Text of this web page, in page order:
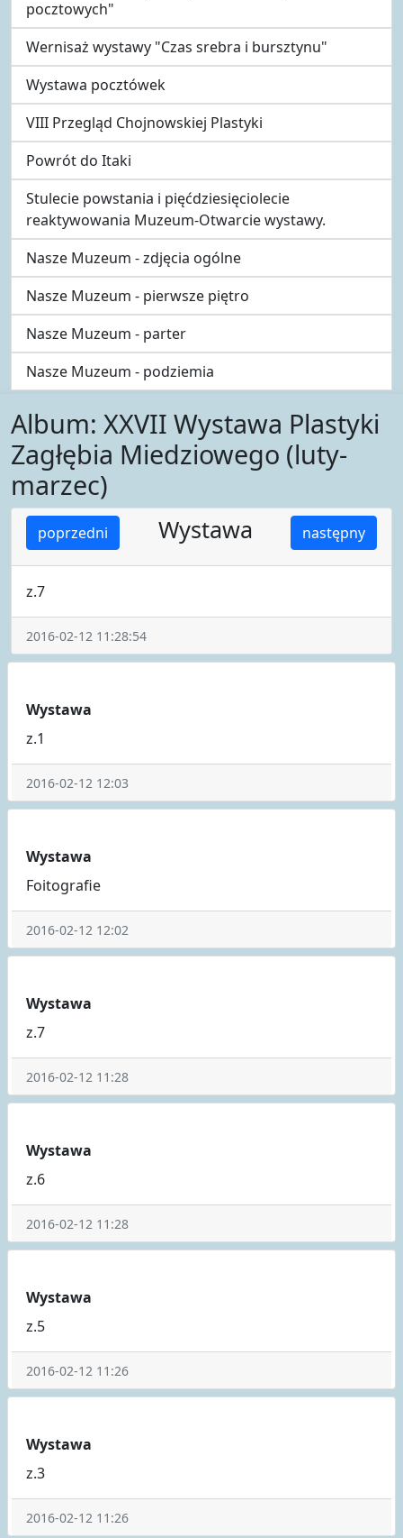
pocztowych"
Wernisaż wystawy "Czas srebra i bursztynu"
Wystawa pocztówek
VIII Przegląd Chojnowskiej Plastyki
Powrót do Itaki
Stulecie powstania i pięćdziesięciolecie
reaktywowania Muzeum-Otwarcie wystawy.
Nasze Muzeum - zdjęcia ogólne
Nasze Muzeum - pierwsze piętro
Nasze Muzeum - parter
Nasze Muzeum - podziemia
Album: XXVII Wystawa Plastyki
Zagłębia Miedziowego (luty-
marzec)
poprzedni następny
Wystawa
z.7
2016-02-12 11:28:54
Wystawa
z.1
2016-02-12 12:03
Wystawa
Foitografie
2016-02-12 12:02
Wystawa
z.7
2016-02-12 11:28
Wystawa
z.6
2016-02-12 11:28
Wystawa
z.5
2016-02-12 11:26
Wystawa
z.3
2016-02-12 11:26